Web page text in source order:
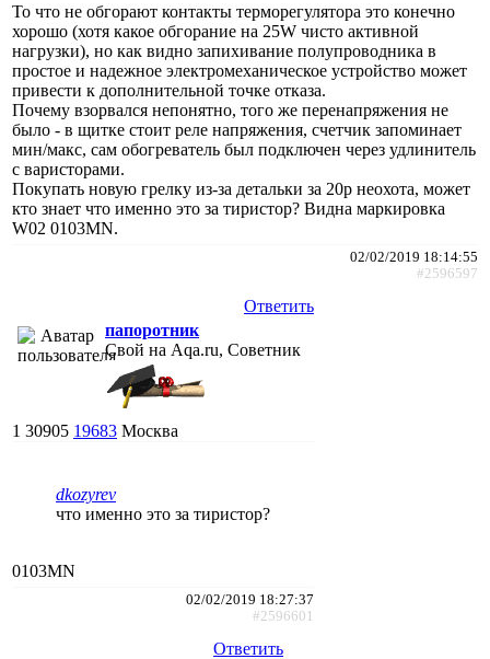
То что не обгорают контакты терморегулятора это конечно
хорошо (хотя какое обгорание на 25W чисто активной
нагрузки), но как видно запихивание полупроводника в
простое и надежное электромеханическое устройство может
привести к дополнительной точке отказа.
Почему взорвался непонятно, того же перенапряжения не
было - в щитке стоит реле напряжения, счетчик запоминает
мин/макс, сам обогреватель был подключен через удлинитель
с варисторами.
Покупать новую грелку из-за детальки за 20р неохота, может
кто знает что именно это за тиристор? Видна маркировка
W02 0103MN.
02/02/2019 18:14:55
#2596597
Ответить
папоротник
Свой на Aqa.ru, Советник
1 30905 19683 Москва
dkozyrev
что именно это за тиристор?
0103MN
02/02/2019 18:27:37
#2596601
Ответить